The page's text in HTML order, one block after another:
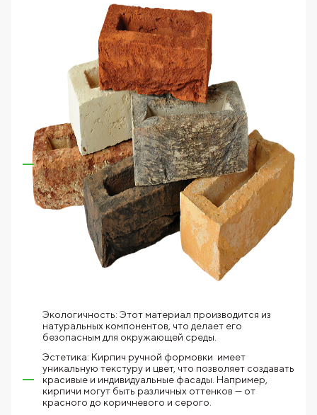
Экологичность: Этот материал производится из
натуральных компонентов, что делает его
безопасным для окружающей среды.
Эстетика: Кирпич ручной формовки имеет
уникальную текстуру и цвет, что позволяет создавать
красивые и индивидуальные фасады. Например,
кирпичи могут быть различных оттенков — от
красного до коричневого и серого.